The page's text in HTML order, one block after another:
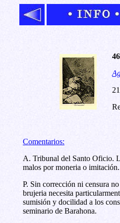
Comentarios:
A. Tribunal del Santo Oficio.
malos por moneria o imitación.
P. Sin corrección ni censura
brujeria necesita
sumisión y docilidad a los
seminario de Barahona.